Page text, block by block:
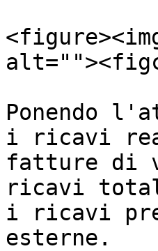
Ponendo
i ricavi
fatture di
ricavi
i ricavi
esterne.